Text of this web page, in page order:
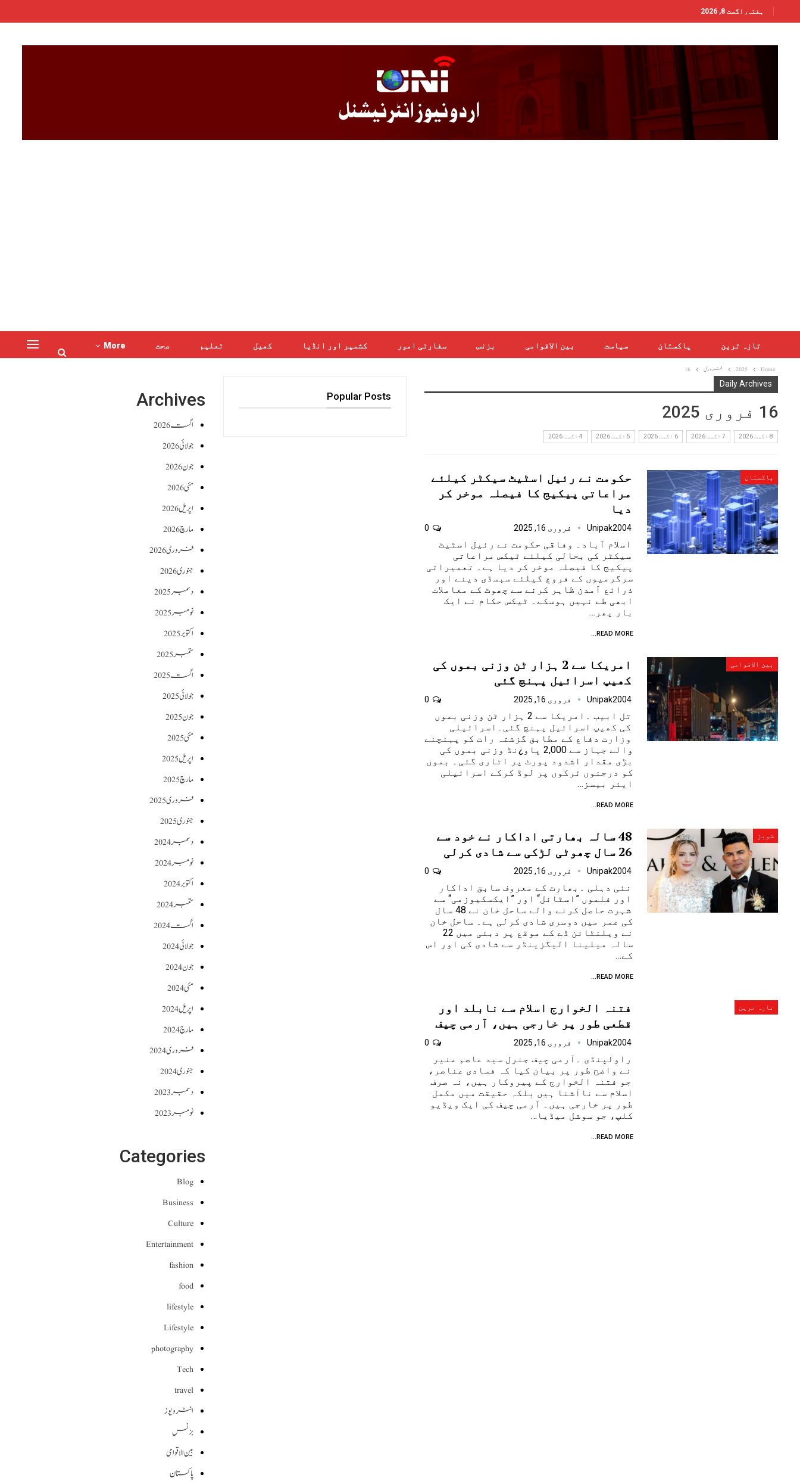
ہفتہ, اگست 8, 2026
تازہ ترین پاکستان سیاست بین الاقوامی بزنس سفارتی امور کشمیر اور انڈیا کھیل تعلیم صحت More
Home
2025 فروری 16
Daily Archives
16 فروری 2025
8 اگست 2026 7 اگست 2026 6 اگست 2026 5 اگست 2026 4 اگست 2026
پاکستان
حکومت نے رئیل اسٹیٹ سیکٹر کیلئے
مراعاتی پیکیج کا فیصلہ موخر کر
دیا
Unipak2004 فروری 16, 2025
اسلام آباد۔ وفاقی حکومت نے رئیل اسٹیٹ
سیکٹر کی بحالی کیلئے ٹیکس مراعاتی
پیکیج کا فیصلہ موخر کر دیا ہے۔ تعمیراتی
سرگرمیوں کے فروغ کیلئے سبسڈی دینے اور
ذرائع آمدن ظاہر کرنے سے چھوٹ کے معاملات
ابھی طے نہیں ہوسکے۔ ٹیکس حکام نے ایک
بار پھر…
READ MORE...
بین الاقوامی
امریکا سے 2 ہزار ٹن وزنی بموں کی
کھیپ اسرائیل پہنچ گئی
Unipak2004 فروری 16, 2025
تل ابیب ۔امریکا سے 2 ہزار ٹن وزنی بموں
کی کھیپ اسرائیل پہنچ گئی۔اسرائیلی
وزارت دفاع کے مطابق گزشتہ رات کو پہنچنے
والے جہاز سے 2,000 پاو¿نڈ وزنی بموں کی
بڑی مقدار اشدود پورٹ پر اتاری گئی۔ بموں
کو درجنوں ٹرکوں پر لوڈ کرکے اسرائیلی
ایئر بیسز…
READ MORE...
شوبز
48 سالہ بھارتی اداکار نے خود سے
26 سال چھوٹی لڑکی سے شادی کرلی
Unipak2004 فروری 16, 2025
نئی دہلی ۔بھارت کے معروف سابق اداکار
اور فلموں ”اسٹائل“ اور ”ایکسکیوزمی“ سے
شہرت حاصل کرنے والے ساحل خان نے 48 سال
کی عمر میں دوسری شادی کرلی ہے۔ ساحل خان
نے ویلنٹائن ڈے کے موقع پر دبئی میں 22
سالہ میلینا الیگزینڈر سے شادی کی اور اس
کے…
READ MORE...
تازہ ترین
فتنہ الخوارج اسلام سے نابلد اور
قطعی طور پر خارجی ہیں، آرمی چیف
Unipak2004 فروری 16, 2025
راولپنڈی ۔آرمی چیف جنرل سید عاصم منیر
نے واضح طور پر بیان کیا کہ فسادی عناصر،
جو فتنہ الخوارج کے پیروکار ہیں، نہ صرف
اسلام سے ناآشنا ہیں بلکہ حقیقت میں مکمل
طور پر خارجی ہیں۔ آرمی چیف کی ایک ویڈیو
کلپ، جو سوشل میڈیا…
READ MORE...
Popular Posts
Archives
اگست 2026
جولائی 2026
جون 2026
مئی 2026
اپریل 2026
مارچ 2026
فروری 2026
جنوری 2026
دسمبر 2025
نومبر 2025
اکتوبر 2025
ستمبر 2025
اگست 2025
جولائی 2025
جون 2025
مئی 2025
اپریل 2025
مارچ 2025
فروری 2025
جنوری 2025
دسمبر 2024
نومبر 2024
اکتوبر 2024
ستمبر 2024
اگست 2024
جولائی 2024
جون 2024
مئی 2024
اپریل 2024
مارچ 2024
فروری 2024
جنوری 2024
دسمبر 2023
نومبر 2023
Categories
Blog
Business
Culture
Entertainment
fashion
food
lifestyle
Lifestyle
photography
Tech
travel
انٹرویوز
بزنس
بین الاقوامی
پاکستان